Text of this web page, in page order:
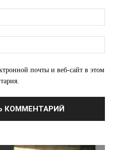
почты и веб-сайт в этом